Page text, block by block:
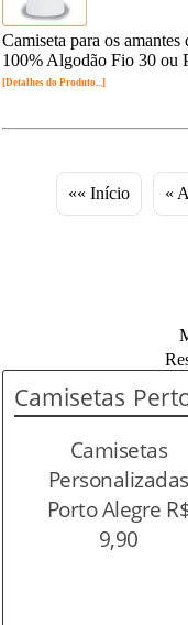
Camiseta para os
100% Algodão Fio 30 ou
[Detalhes do Produto...]
«« Início «
Camisetas
Camisetas
Personalizadas
Porto Alegre
9,90